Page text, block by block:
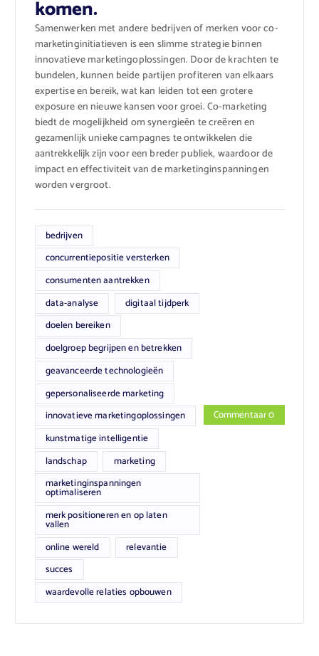
komen.
Samenwerken met andere bedrijven of merken voor co-
marketinginitiatieven is een slimme strategie binnen
innovatieve marketingoplossingen. Door de krachten te
bundelen, kunnen beide partijen profiteren van elkaars
expertise en bereik, wat kan leiden tot een grotere
exposure en nieuwe kansen voor groei. Co-marketing
biedt de mogelijkheid om synergieën te creëren en
gezamenlijk unieke campagnes te ontwikkelen die
aantrekkelijk zijn voor een breder publiek, waardoor de
impact en effectiviteit van de marketinginspanningen
worden vergroot.
bedrijven
concurrentiepositie versterken
consumenten aantrekken
data-analyse
digitaal tijdperk
doelen bereiken
doelgroep begrijpen en betrekken
geavanceerde technologieën
gepersonaliseerde marketing
innovatieve marketingoplossingen
kunstmatige intelligentie
landschap
marketing
marketinginspanningen
optimaliseren
merk positioneren en op laten
vallen
online wereld
relevantie
succes
waardevolle relaties opbouwen
Commentaar 0